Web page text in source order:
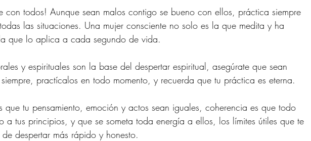
con todos! Aunque sean malos contigo se bueno con ellos, práctica siempre
las situaciones. Una mujer consciente no solo es la que medita y ha
que lo aplica a cada segundo de vida.
y espirituales son la base del despertar espiritual, asegúrate que sean
practícalos en todo momento, y recuerda que tu práctica es eterna.
que tu pensamiento, emoción y actos sean iguales, coherencia es que todo
a tus principios, y que se someta toda energía a ellos, los límites útiles que te
despertar más rápido y honesto.